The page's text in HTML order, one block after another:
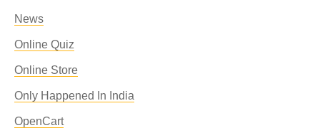
News
Online Quiz
Online Store
Only Happened In India
OpenCart